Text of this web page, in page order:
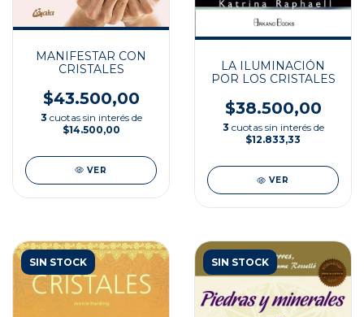
MANIFESTAR CON
CRISTALES
$43.500,00
3 cuotas sin interés de
$14.500,00
VER
LA ILUMINACIÓN
POR LOS CRISTALES
$38.500,00
3 cuotas sin interés de
$12.833,33
VER
SIN STOCK SIN STOCK